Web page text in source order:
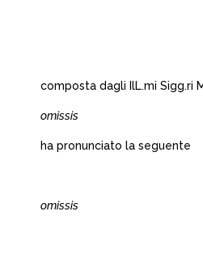
composta dagli IlL.mi Sigg.ri
omissis
ha pronunciato la seguente
omissis